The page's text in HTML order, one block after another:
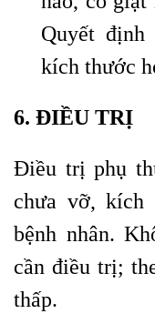
Quyết định
kích thước
6. ĐIỀU TRỊ
Điều trị phụ
chưa vỡ,
bệnh nhân.
cần điều trị;
thấp.